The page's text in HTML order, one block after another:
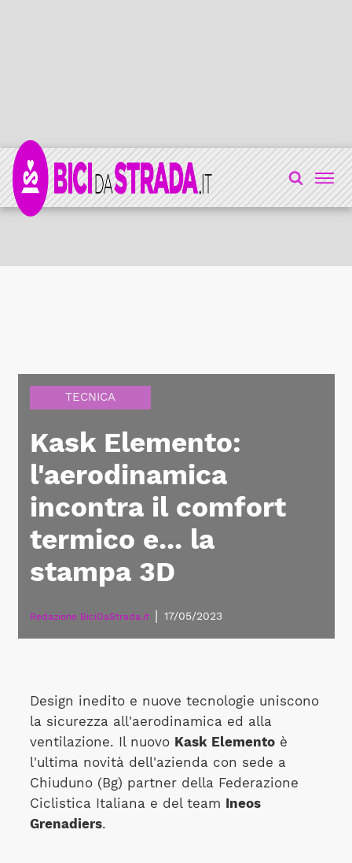
TECNICA
Kask Elemento:
l'aerodinamica
incontra il comfort
termico e... la
stampa 3D
Redazione BiciDaStrada.it 17/05/2023
Design inedito e nuove tecnologie uniscono
la sicurezza all'aerodinamica ed alla
ventilazione. Il nuovo Kask Elementoè
l'ultima novità dell'azienda con sede a
Chiuduno (Bg) partner della Federazione
Ciclistica Italiana e del team Ineos
Grenadiers.